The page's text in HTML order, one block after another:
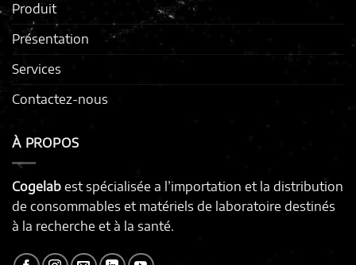
Produit
Présentation
Services
Contactez-nous
À PROPOS
Cogelab est spécialisée a l’importation et la distribution
de consommables et matériels de laboratoire destinés
à la recherche et à la santé.